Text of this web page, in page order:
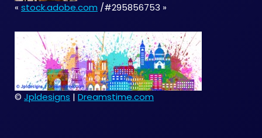
« stock.adobe.com /#295856753 »
© Jpldesigns | Dreamstime.com